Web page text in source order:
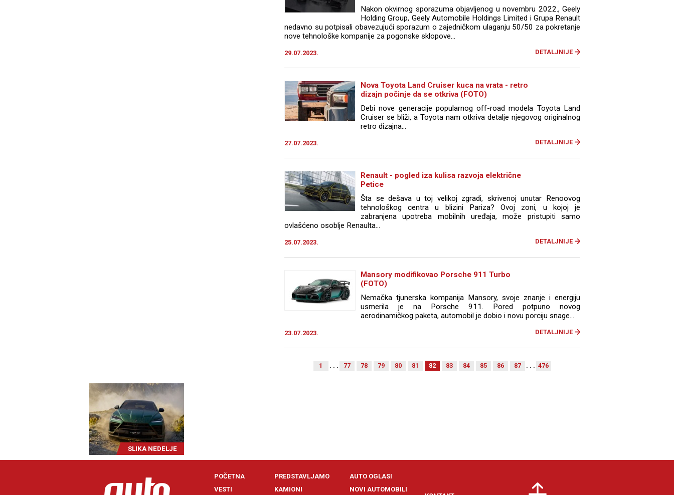
Nakon okvirnog sporazuma objavljenog u novembru 2022., Geely
Holding Group, Geely Automobile Holdings Limited i Grupa Renault
nedavno su potpisali obavezujući sporazum o zajedničkom ulaganju 50/50 za pokretanje
nove tehnološke kompanije za pogonske sklopove...
29.07.2023. DETALJNIJE
Nova Toyota Land Cruiser kuca na vrata - retro
dizajn počinje da se otkriva (FOTO)
Debi nove generacije popularnog off-road modela Toyota Land
Cruiser se bliži, a Toyota nam otkriva detalje njegovog originalnog
retro dizajna...
27.07.2023. DETALJNIJE
Renault - pogled iza kulisa razvoja električne
Petice
Šta se dešava u toj velikoj zgradi, skrivenoj unutar Renoovog
tehnološkog centra u blizini Pariza? Ovoj zoni, u kojoj je
zabranjena upotreba mobilnih uređaja, može pristupiti samo
ovlašćeno osoblje Renaulta...
25.07.2023. DETALJNIJE
Mansory modifikovao Porsche 911 Turbo
(FOTO)
Nemačka tjunerska kompanija Mansory, svoje znanje i energiju
usmerila je na Porsche 911. Pored potpuno novog
aerodinamičkog paketa, automobil je dobio i novu porciju snage...
23.07.2023. DETALJNIJE
1 . . . 77 78 79 80 81 82 83 84 85 86 87 . . . 476
SLIKA NEDELJE
POČETNA
VESTI
PREDSTAVLJAMO
KAMIONI
AUTO OGLASI
NOVI AUTOMOBILI